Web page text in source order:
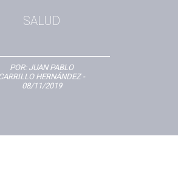
SALUD
POR: JUAN PABLO
HERNÁNDEZ-
08/11/2019